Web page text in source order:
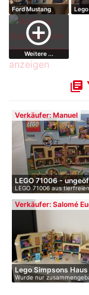
Ford Mustang
add_circle_outline
Weitere ...
library_books
Verkäufer: Manuel
LEGO 71006 -
…
LEGO 71006 aus
raucherfr…
Verkäufer: Salomé
Lego Simpsons Haus
Wurde nur
aufgestell…